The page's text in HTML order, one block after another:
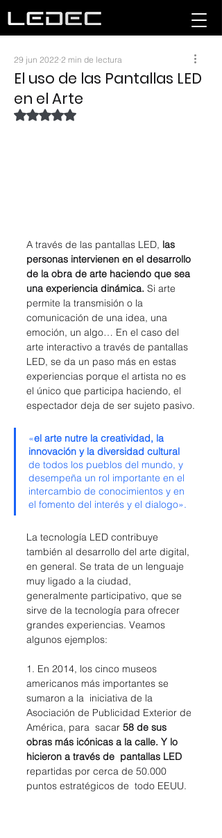
El uso de las Pantallas LED
en el Arte
29 jun 2022 2 min de lectura
Obtuvo NaN de 5 estrellas.
A través de las pantallas LED, las
personas intervienen en el desarrollo
de la obra de arte haciendo que sea
una experiencia dinámica. Si arte
permite la transmisión o la
comunicación de una idea, una
emoción, un algo… En el caso del
arte interactivo a través de pantallas
LED, se da un paso más en estas
experiencias porque el artista no es
el único que participa haciendo, el
espectador deja de ser sujeto pasivo.
«el arte nutre la creatividad, la
innovación y la diversidad cultural
de todos los pueblos del mundo, y
desempeña un rol importante en el
intercambio de conocimientos y en
el fomento del interés y el dialogo».
La tecnología LED contribuye
también al desarrollo del arte digital,
en general. Se trata de un lenguaje
muy ligado a la ciudad,
generalmente participativo, que se
sirve de la tecnología para ofrecer
grandes experiencias. Veamos
algunos ejemplos:
1. En 2014, los cinco museos
americanos más importantes se
sumaron a la  iniciativa de la
Asociación de Publicidad Exterior de
América, para  sacar 58 de sus
obras más icónicas a la calle. Y lo
hicieron a través de  pantallas LED
repartidas por cerca de 50.000
puntos estratégicos de  todo EEUU.